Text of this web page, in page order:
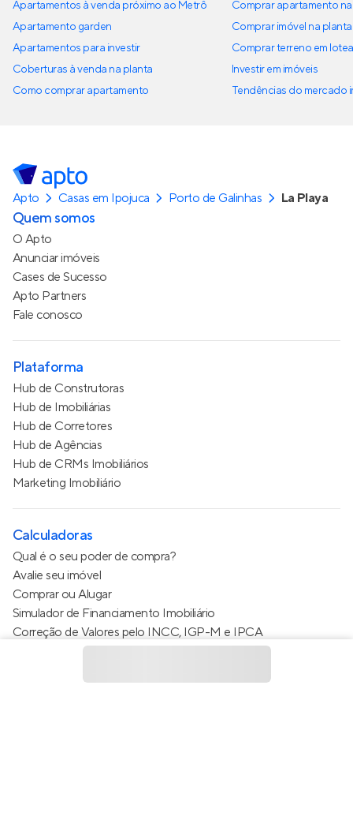
Apartamentos à venda próximo ao Metrô
Apartamento garden
Apartamentos para investir
Coberturas à venda na planta
Como comprar apartamento
Comprar apartamento
Comprar imóvel na planta
Comprar terreno em
Investir em imóveis
Tendências do mercado
Apto Casas em Ipojuca Porto de Galinhas La Playa
Quem somos
O Apto
Anunciar imóveis
Cases de Sucesso
Apto Partners
Fale conosco
Plataforma
Hub de Construtoras
Hub de Imobiliárias
Hub de Corretores
Hub de Agências
Hub de CRMs Imobiliários
Marketing Imobiliário
Calculadoras
Qual é o seu poder de compra?
Avalie seu imóvel
Comprar ou Alugar
Simulador de Financiamento Imobiliário
Correção de Valores pelo INCC, IGP-M e IPCA
Estimativa de valor do condomínio